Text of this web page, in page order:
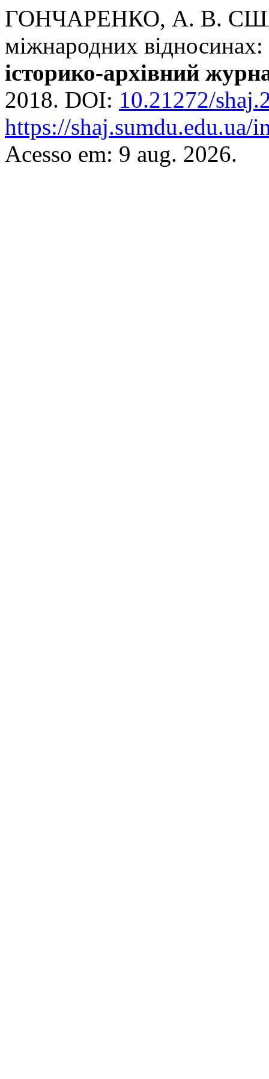
ГОНЧАРЕНКО, А. В. США
міжнародних
історико-архівний
2018. DOI: 10.21272/
https://
Acesso em: 9 aug. 2026.